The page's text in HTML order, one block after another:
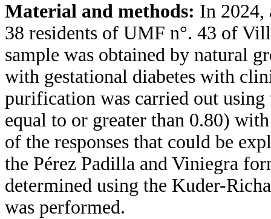
Material and methods: In 2024,
38 residents of UMF n°. 43 of
sample was obtained by natural
with gestational diabetes with
purification was carried out using
equal to or greater than 0.80)
of the responses that could be
the Pérez Padilla and Viniegra
determined using the Kuder-
was performed.